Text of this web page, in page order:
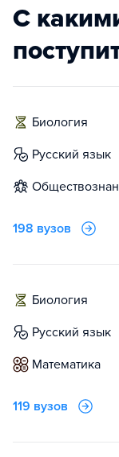
С
биология
русский язык
198 вузов
биология
русский язык
математика
119 вузов